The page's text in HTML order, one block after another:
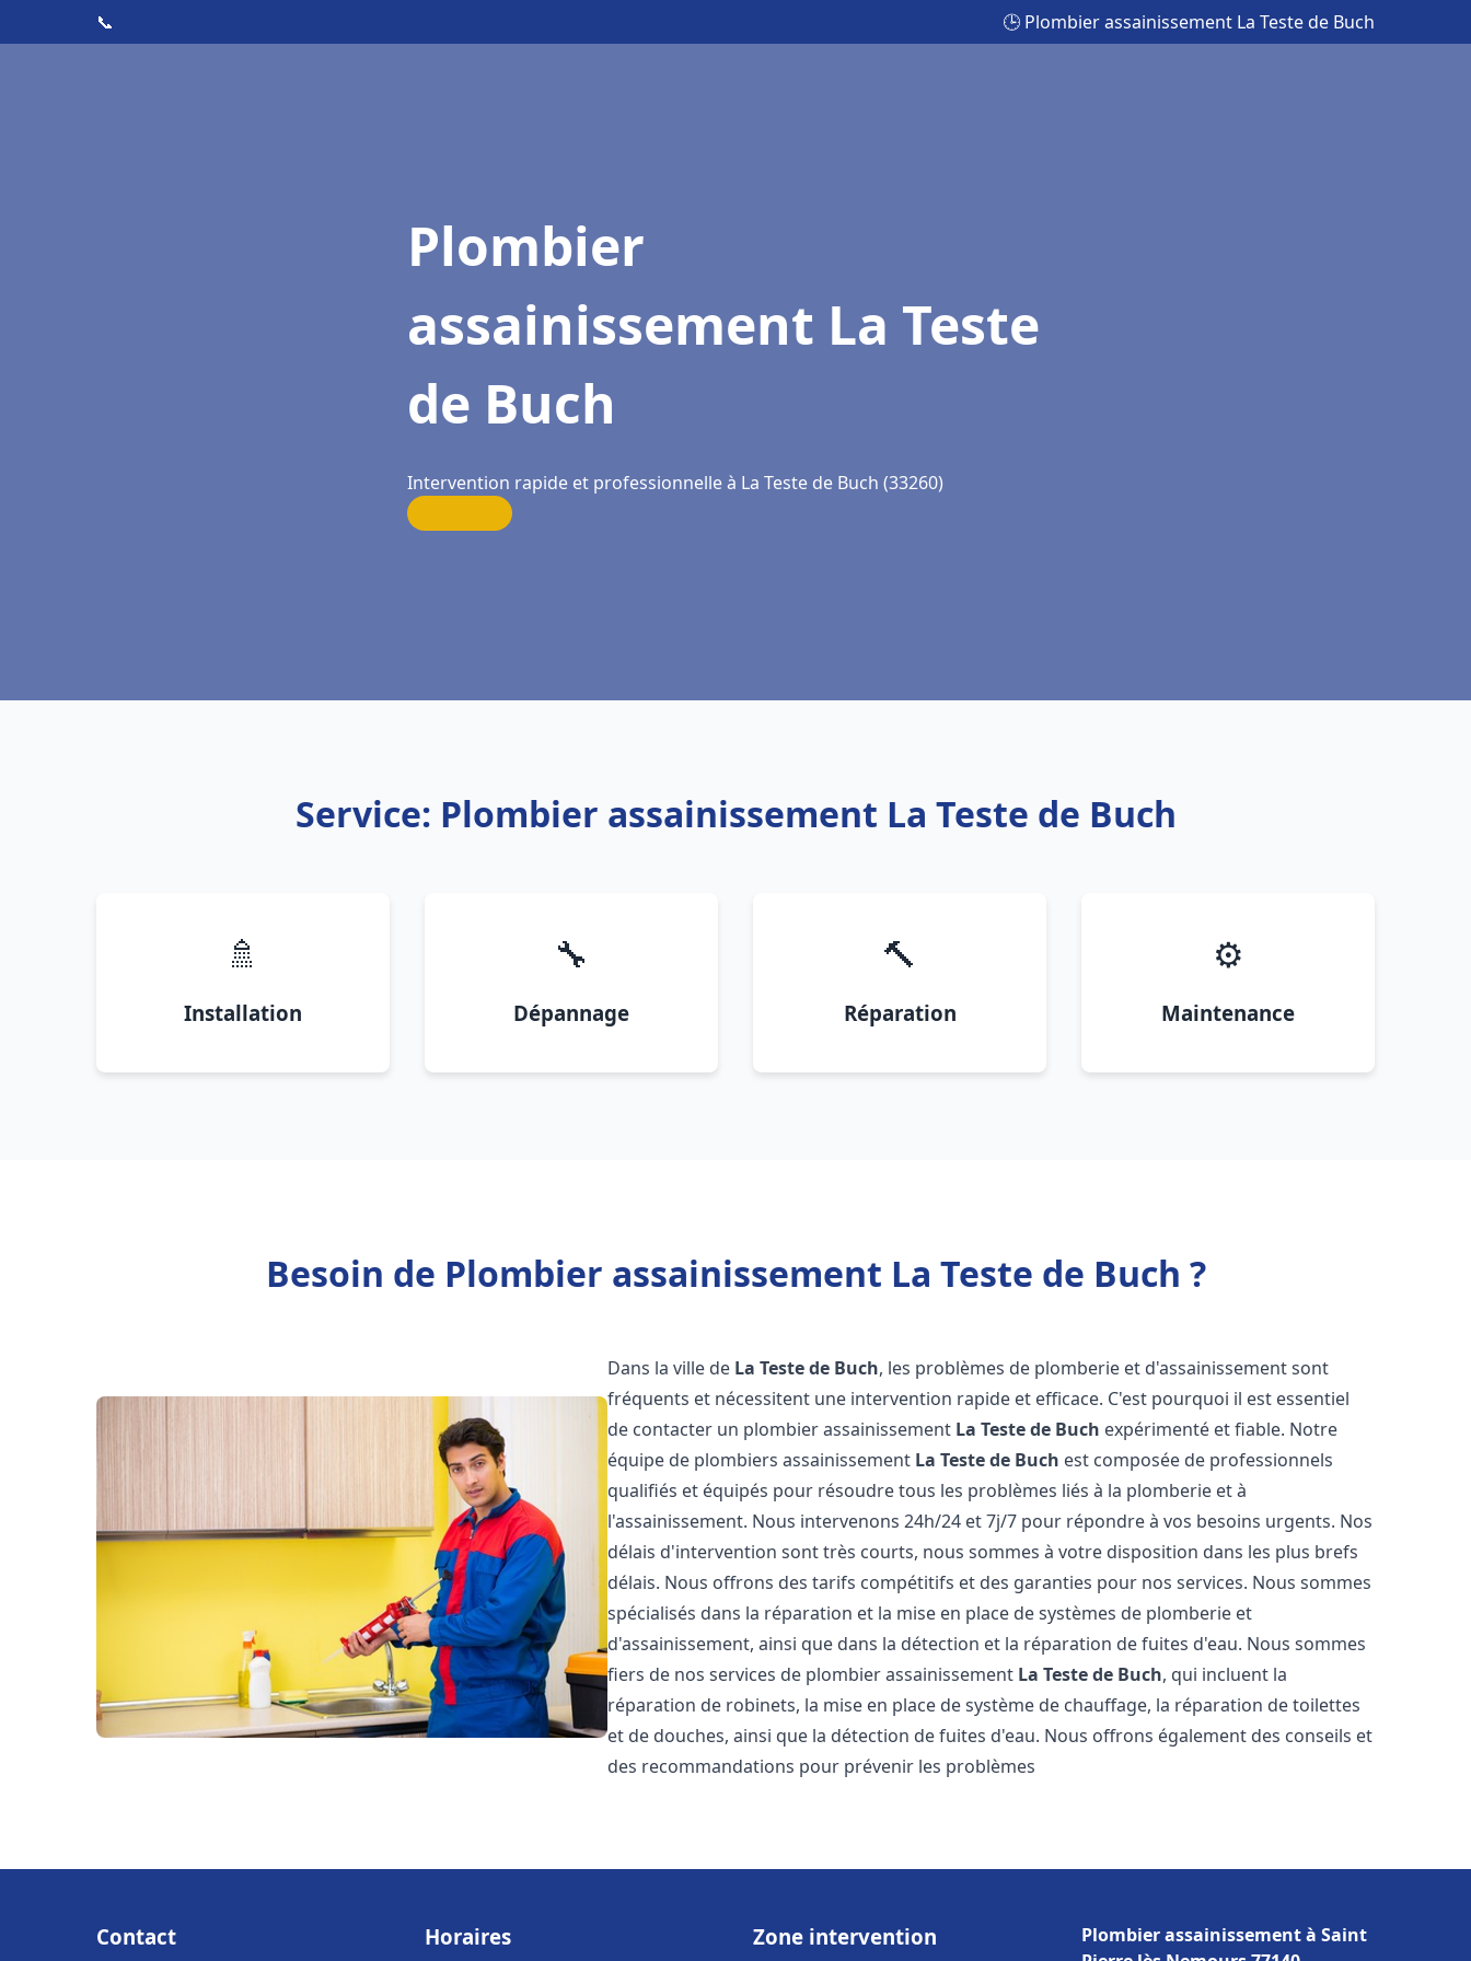
📞 🕒 Plombier assainissement La Teste de Buch
Plombier
assainissement La Teste
de Buch
Intervention rapide et professionnelle à La Teste de Buch (33260)
Service: Plombier assainissement La Teste de Buch
🚿
Installation
🔧
Dépannage
🔨
Réparation
⚙️
Maintenance
Besoin de Plombier assainissement La Teste de Buch ?
Dans la ville de La Teste de Buch, les problèmes de plomberie et d'assainissement sont
fréquents et nécessitent une intervention rapide et efficace. C'est pourquoi il est essentiel
de contacter un plombier assainissement La Teste de Buch expérimenté et fiable. Notre
équipe de plombiers assainissement La Teste de Buch est composée de professionnels
qualifiés et équipés pour résoudre tous les problèmes liés à la plomberie et à
l'assainissement. Nous intervenons 24h/24 et 7j/7 pour répondre à vos besoins urgents. Nos
délais d'intervention sont très courts, nous sommes à votre disposition dans les plus brefs
délais. Nous offrons des tarifs compétitifs et des garanties pour nos services. Nous sommes
spécialisés dans la réparation et la mise en place de systèmes de plomberie et
d'assainissement, ainsi que dans la détection et la réparation de fuites d'eau. Nous sommes
fiers de nos services de plombier assainissement La Teste de Buch, qui incluent la
réparation de robinets, la mise en place de système de chauffage, la réparation de toilettes
et de douches, ainsi que la détection de fuites d'eau. Nous offrons également des conseils et
des recommandations pour prévenir les problèmes
Contact Horaires Zone intervention
Plombier assainissement à Saint